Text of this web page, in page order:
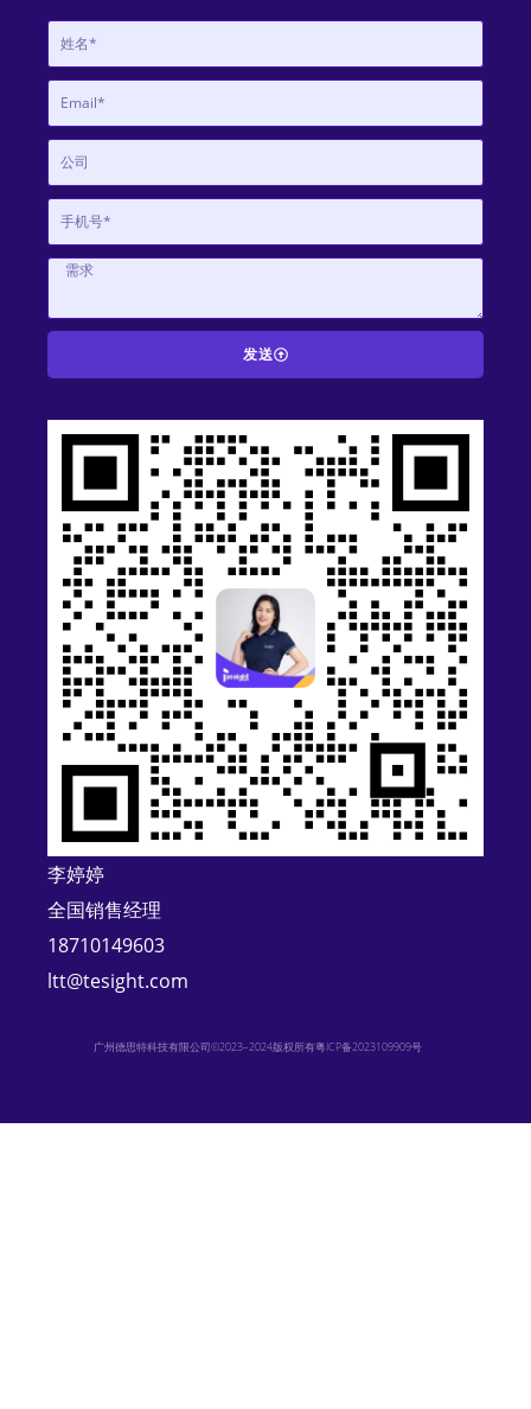
发送
:
李婷婷
全国销售经理
18710149603
ltt@tesight.com
广州德思特科技有限公司©2023–2024版权所有粤ICP备2023109909号